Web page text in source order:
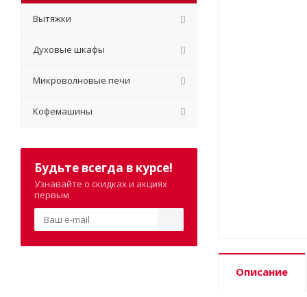
Описание
Вытяжки
Духовые шкафы
Микроволновые печи
Кофемашины
Будьте всегда в курсе!
Узнавайте о скидках и акциях
первым